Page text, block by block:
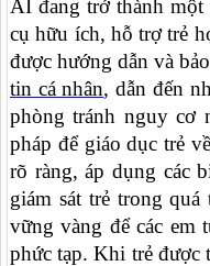
AI đang trở thành một
cụ hữu ích, hỗ trợ trẻ
được hướng dẫn và
tin cá nhân, dẫn đến
phòng tránh nguy cơ
pháp để giáo dục trẻ
rõ ràng, áp dụng các
giám sát trẻ trong
vững vàng để các em
phức tạp. Khi trẻ được